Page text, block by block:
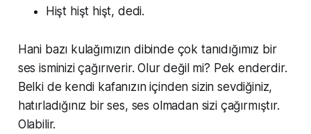
Hişt hişt hişt, dedi.
Hani bazı kulağımızın dibinde çok tanıdığımız bir
ses isminizi çağırıverir. Olur değil mi? Pek enderdir.
Belki de kendi kafanızın içinden sizin sevdiğiniz,
hatırladığınız bir ses, ses olmadan sizi çağırmıştır.
Olabilir.